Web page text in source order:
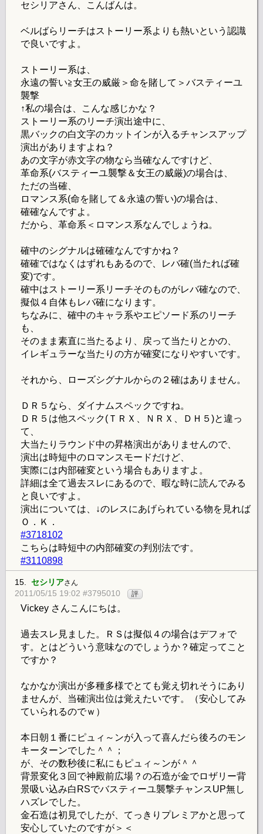
セシリアさん、こんばんは。
ベルばらリーチはストーリー系よりも熱いという認識
で良いですよ。
ストーリー系は、
永遠の誓い≧女王の威厳＞命を賭して＞バスティーユ
襲撃
↑私の場合は、こんな感じかな？
ストーリー系のリーチ演出途中に、
黒バックの白文字のカットインが入るチャンスアップ
演出がありますよね？
あの文字が赤文字の物なら当確なんですけど、
革命系(バスティーユ襲撃＆女王の威厳)の場合は、
ただの当確、
ロマンス系(命を賭して＆永遠の誓い)の場合は、
確確なんですよ。
だから、革命系＜ロマンス系なんでしょうね。
確中のシグナルは確確なんですかね？
確確ではなくはずれもあるので、レバ確(当たれば確
変)です。
確中はストーリー系リーチそのものがレバ確なので、
擬似４自体もレバ確になります。
ちなみに、確中のキャラ系やエピソード系のリーチ
も、
そのまま素直に当たるより、戻って当たりとかの、
イレギュラーな当たりの方が確変になりやすいです。
それから、ローズシグナルからの２確はありません。
ＤＲ５なら、ダイナムスペックですね。
ＤＲ５は他スペック(ＴＲＸ、ＮＲＸ、ＤＨ５)と違っ
て、
大当たりラウンド中の昇格演出がありませんので、
演出は時短中のロマンスモードだけど、
実際には内部確変という場合もありますよ。
詳細は全て過去スレにあるので、暇な時に読んでみる
と良いですよ。
演出については、↓のレスにあげられている物を見れば
Ｏ．Ｋ．
#3718102
こちらは時短中の内部確変の判別法です。
#3110898
15. セシリアさん
2011/05/15 19:02 #3795010 評
Vickey さんこんにちは。
過去スレ見ました。ＲＳは擬似４の場合はデフォで
す。とはどういう意味なのでしょうか？確定ってこと
ですか？
なかなか演出が多種多様でとても覚え切れそうにあり
ませんが、当確演出位は覚えたいです。（安心してみ
ていられるのでｗ）
本日朝１番にピュィ～ンが入って喜んだら後ろのモン
キーターンでした＾＾；
が、その数秒後に私にもピュィ～ンが＾＾
背景変化３回で神殿前広場？の石造が金でロザリー背
景吸い込み白RSでバスティーユ襲撃チャンスUP無し
ハズレでした。
金石造は初見でしたが、てっきりプレミアかと思って
安心していたのですが＞＜